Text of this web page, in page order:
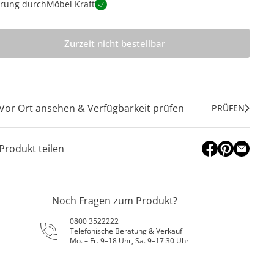
durchMöbel Kraft
Zurzeit nicht bestellbar
Ort ansehen & Verfügbarkeit prüfen PRÜFEN
teilen
Noch Fragen zum Produkt?
0800 3522222
Telefonische Beratung & Verkauf
Mo. – Fr. 9–18 Uhr, Sa. 9–17:30 Uhr